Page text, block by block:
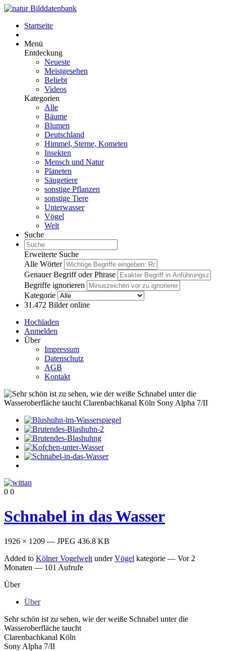
Startseite
Menü
Entdeckung
Neueste
Meistgesehen
Beliebt
Videos
Kategorien
Alle
Bäume
Blumen
Deutschland
Himmel, Sterne, Kometen
Insekten
Mensch und Natur
Planeten
Säugetiere
sonstige Pflanzen
sonstige Tiere
Unterwasser
Vögel
Welt
Suche
Erweiterte Suche
Alle Wörter
Genauer Begriff oder Phrase
Begriffe ignorieren
Kategorie
31.472 Bilder online
Hochladen
Anmelden
Über
Impressum
Datenschutz
AGB
Kontakt
0 0
Schnabel in das Wasser
1926 × 1209 — JPEG 436.8 KB
Added to Kölner Vogelwelt underVögel kategorie — Vor 2
Monaten — 101 Aufrufe
Über
Über
Sehr schön ist zu sehen, wie der weiße Schnabel unter die
Wasseroberfläche taucht
Clarenbachkanal Köln
Sony Alpha 7/II